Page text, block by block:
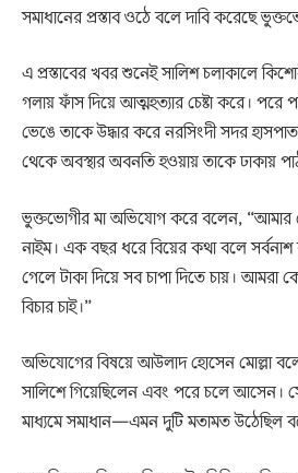
সমাধানের প্রস্তাব ওঠে বলে দাবি করেছে
এ প্রস্তাবের খবর শুনেই সালিশ চলাকালে
গলায় ফাঁস দিয়ে আত্মহত্যার চেষ্টা করে। পরে
ভেঙে তাকে উদ্ধার করে নরসিংদী সদর
থেকে অবস্থার অবনতি হওয়ায় তাকে ঢাকায়
ভুক্তভোগীর মা অভিযোগ করে বলেন, “আমার
নাইম। এক বছর ধরে বিয়ের কথা বলে
গেলে টাকা দিয়ে সব চাপা দিতে চায়। আমরা
বিচার চাই।”
অভিযোগের বিষয়ে আউলাদ হোসেন মোল্লা
সালিশে গিয়েছিলেন এবং পরে চলে আসেন।
মাধ্যমে সমাধান—এমন দুটি মতামত উঠেছিল